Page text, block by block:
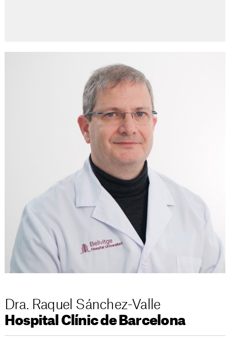
Dra. Raquel Sánchez-Valle
Hospital Clínic de Barcelona